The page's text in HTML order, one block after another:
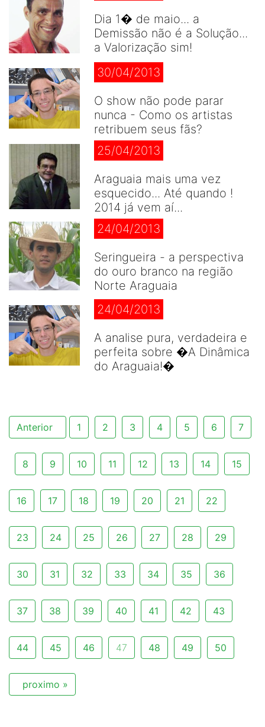
Dia 1� de maio... a
Demissão não é a Solução...
a Valorização sim!
30/04/2013
O show não pode parar
nunca - Como os artistas
retribuem seus fãs?
25/04/2013
Araguaia mais uma vez
esquecido... Até quando !
2014 já vem aí...
24/04/2013
Seringueira - a perspectiva
do ouro branco na região
Norte Araguaia
24/04/2013
A analise pura, verdadeira e
perfeita sobre �A Dinâmica
do Araguaia!�
Anterior 1 2 3 4 5 6 7
8 9 10 11 12 13 14 15
16 17 18 19 20 21 22
23 24 25 26 27 28 29
30 31 32 33 34 35 36
37 38 39 40 41 42 43
44 45 46 47 48 49 50
proximo »